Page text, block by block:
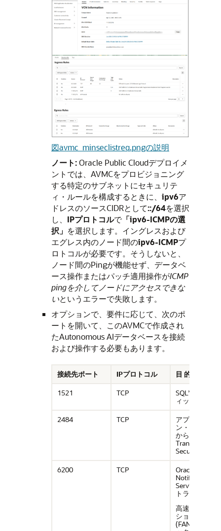
図avmc_minseclistreq.pngの説明
ノート:Oracle Public Cloudデプロイメ
ントでは、AVMCをプロビジョニング
する特定のサブネットにセキュリテ
ィ・ルールを構成するときに、 ipv6ア
ドレスのソースCIDRとして::/64を選択
し、 IPプロトコルで「ipv6-ICMPの選
択」 を選択します。イングレスおよび
エグレス内のノード間のipv6-ICMPプ
ロトコルが必要です。そうしないと、
ノード間のPingが機能せず、データベ
ース操作またはパッチ適用操作がICMP
pingを介してノードにアクセスできな
いというエラーで失敗します。
オプションで、要件に応じて、次のポ
ートを開いて、このAVMCで作成され
たAutonomous AIデータベースを接続
および操作する必要もあります。
接続先ポート IPプロトコル
目 的
1521
TCP
SQL*Netトラ
ィック
2484
TCP
アプリケーシ
ン・サブネッ
からの
Transport
Security (TLS)
6200
TCP
Oracle
Notification
Service (ONS)
トラフィック
高速アプリケ
ション通信
(FAN)トラフィ